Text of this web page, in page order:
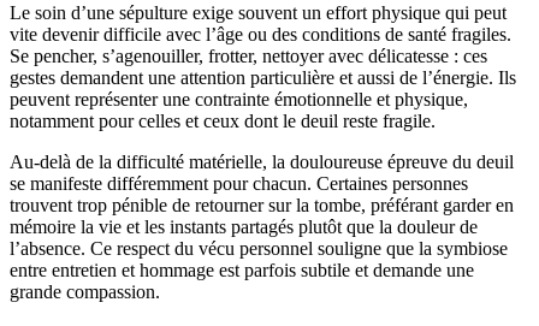
Le soin d’une sépulture exige souvent un effort physique qui peut
vite devenir difficile avec l’âge ou des conditions de santé fragiles.
Se pencher, s’agenouiller, frotter, nettoyer avec délicatesse : ces
gestes demandent une attention particulière et aussi de l’énergie. Ils
peuvent représenter une contrainte émotionnelle et physique,
notamment pour celles et ceux dont le deuil reste fragile.
Au-delà de la difficulté matérielle, la douloureuse épreuve du deuil
se manifeste différemment pour chacun. Certaines personnes
trouvent trop pénible de retourner sur la tombe, préférant garder en
mémoire la vie et les instants partagés plutôt que la douleur de
l’absence. Ce respect du vécu personnel souligne que la symbiose
entre entretien et hommage est parfois subtile et demande une
grande compassion.